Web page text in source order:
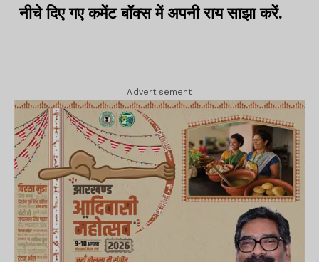
नीचे दिए गए कमेंट बॉक्स में अपनी राय साझा करें.
Advertisement